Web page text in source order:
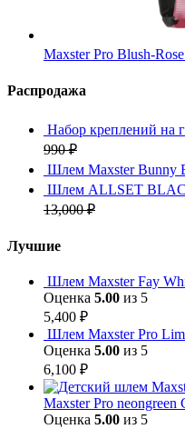
Maxster Pro Blush-
Распродажа
Набор креплений на
990₽
Шлем Maxster Bunny
Шлем ALLSET
13,000₽
Лучшие
Шлем Maxster Fay
Оценка 5.00 из 5
5,400 ₽
Шлем Maxster Pro
Оценка 5.00 из 5
6,100 ₽
Maxster Pro
Оценка 5.00 из 5